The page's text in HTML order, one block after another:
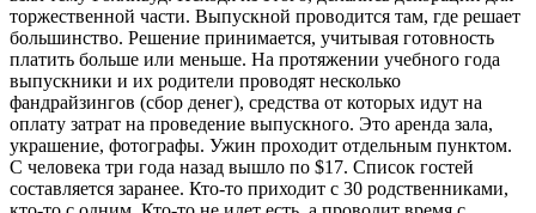
торжественной части. Выпускной проводится там, где решает
большинство. Решение принимается, учитывая готовность
платить больше или меньше. На протяжении учебного года
выпускники и их родители проводят несколько
фандрайзингов (сбор денег), средства от которых идут на
оплату затрат на проведение выпускного. Это аренда зала,
украшение, фотографы. Ужин проходит отдельным пунктом.
С человека три года назад вышло по $17. Список гостей
составляется заранее. Кто-то приходит с 30 родственниками,